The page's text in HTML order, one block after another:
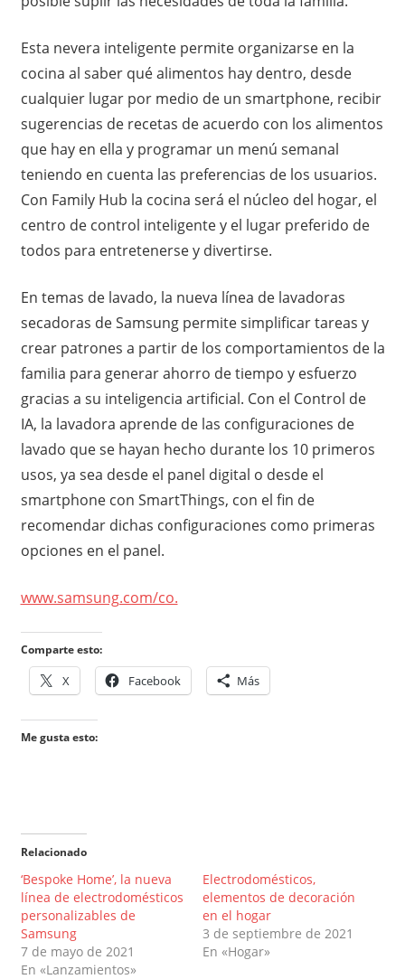
Esta nevera inteligente permite organizarse en la
cocina al saber qué alimentos hay dentro, desde
cualquier lugar por medio de un smartphone, recibir
sugerencias de recetas de acuerdo con los alimentos
que hay en ella y programar un menú semanal
teniendo en cuenta las preferencias de los usuarios.
Con Family Hub la cocina será el núcleo del hogar, el
centro de control inteligente y el lugar preferido de
todos para entretenerse y divertirse.
En temas de lavado, la nueva línea de lavadoras
secadoras de Samsung permite simplificar tareas y
crear patrones a partir de los comportamientos de la
familia para generar ahorro de tiempo y esfuerzo
gracias a su inteligencia artificial. Con el Control de
IA, la lavadora aprende de las configuraciones de
lavado que se hayan hecho durante los 10 primeros
usos, ya sea desde el panel digital o desde el
smartphone con SmartThings, con el fin de
recomendar dichas configuraciones como primeras
opciones en el panel.
www.samsung.com/co.
Comparte esto:
X Facebook Más
Me gusta esto:
Relacionado
‘Bespoke Home’, la nueva
línea de electrodomésticos
personalizables de
Samsung
7 de mayo de 2021
En «Lanzamientos»
Electrodomésticos,
elementos de decoración
en el hogar
3 de septiembre de 2021
En «Hogar»